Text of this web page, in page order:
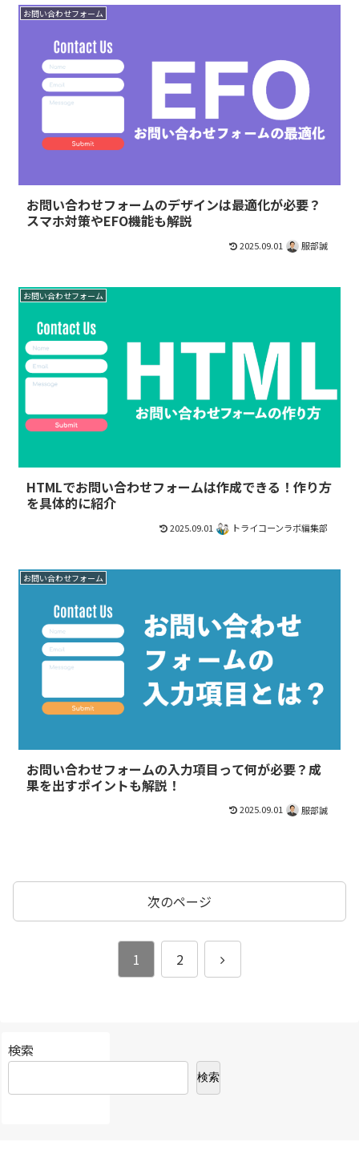
お問い合わせフォーム
お問い合わせフォームのデザインは最適化が必要？
スマホ対策やEFO機能も解説
2025.09.01 服部誠
お問い合わせフォーム
HTMLでお問い合わせフォームは作成できる！作り方
を具体的に紹介
2025.09.01 トライコーンラボ編集部
お問い合わせフォーム
お問い合わせフォームの入力項目って何が必要？成
果を出すポイントも解説！
2025.09.01 服部誠
次のページ
1 2
次
検索
検索